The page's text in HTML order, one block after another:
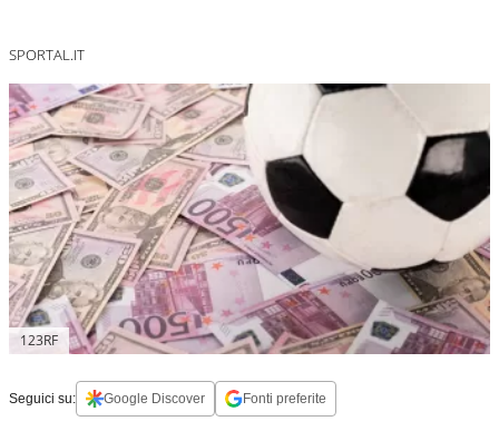
SPORTAL.IT
123RF
Seguici su: Google Discover Fonti preferite